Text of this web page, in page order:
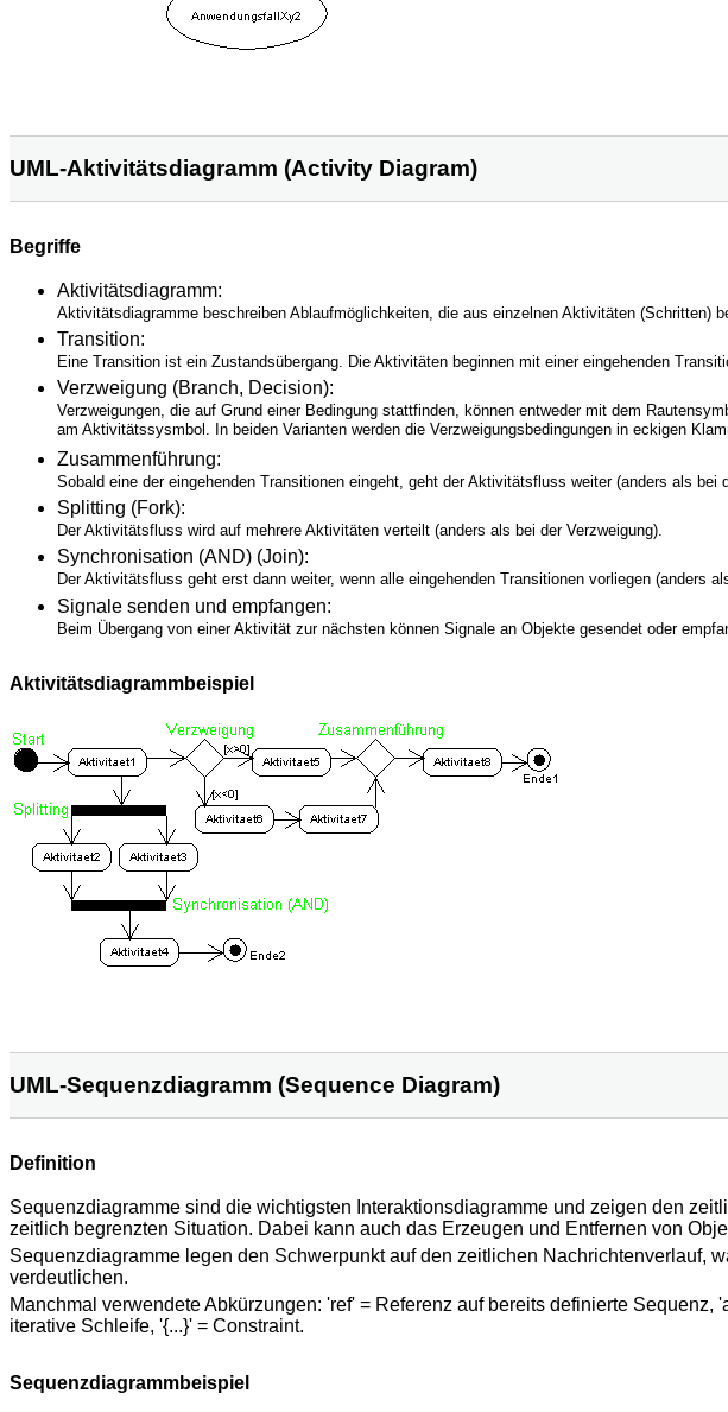
UML-Aktivitätsdiagramm (Activity Diagram)
Begriffe
Aktivitätsdiagramm:
Aktivitätsdiagramme beschreiben Ablaufmöglichkeiten, die aus einzelnen Aktivitäten (Schritten)
Transition:
Eine Transition ist ein Zustandsübergang. Die Aktivitäten beginnen mit einer eingehenden
Verzweigung (Branch, Decision):
Verzweigungen, die auf Grund einer Bedingung stattfinden, können entweder mit dem
am Aktivitätssysmbol. In beiden Varianten werden die Verzweigungsbedingungen in eckigen
Zusammenführung:
Sobald eine der eingehenden Transitionen eingeht, geht der Aktivitätsfluss weiter (anders als bei
Splitting (Fork):
Der Aktivitätsfluss wird auf mehrere Aktivitäten verteilt (anders als bei der Verzweigung).
Synchronisation (AND) (Join):
Der Aktivitätsfluss geht erst dann weiter, wenn alle eingehenden Transitionen vorliegen (anders
Signale senden und empfangen:
Beim Übergang von einer Aktivität zur nächsten können Signale an Objekte gesendet oder
Aktivitätsdiagrammbeispiel
UML-Sequenzdiagramm (Sequence Diagram)
Definition
Sequenzdiagramme sind die wichtigsten Interaktionsdiagramme und zeigen den
zeitlich begrenzten Situation. Dabei kann auch das Erzeugen und Entfernen von
Sequenzdiagramme legen den Schwerpunkt auf den zeitlichen Nachrichtenverlauf,
verdeutlichen.
Manchmal verwendete Abkürzungen: 'ref' = Referenz auf bereits definierte
iterative Schleife, '{...}' = Constraint.
Sequenzdiagrammbeispiel